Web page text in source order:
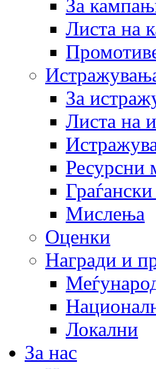
За
Листа на
За
Листа на
Ресурсни
Мислења
Оценки
Награди и
Локални
За нас